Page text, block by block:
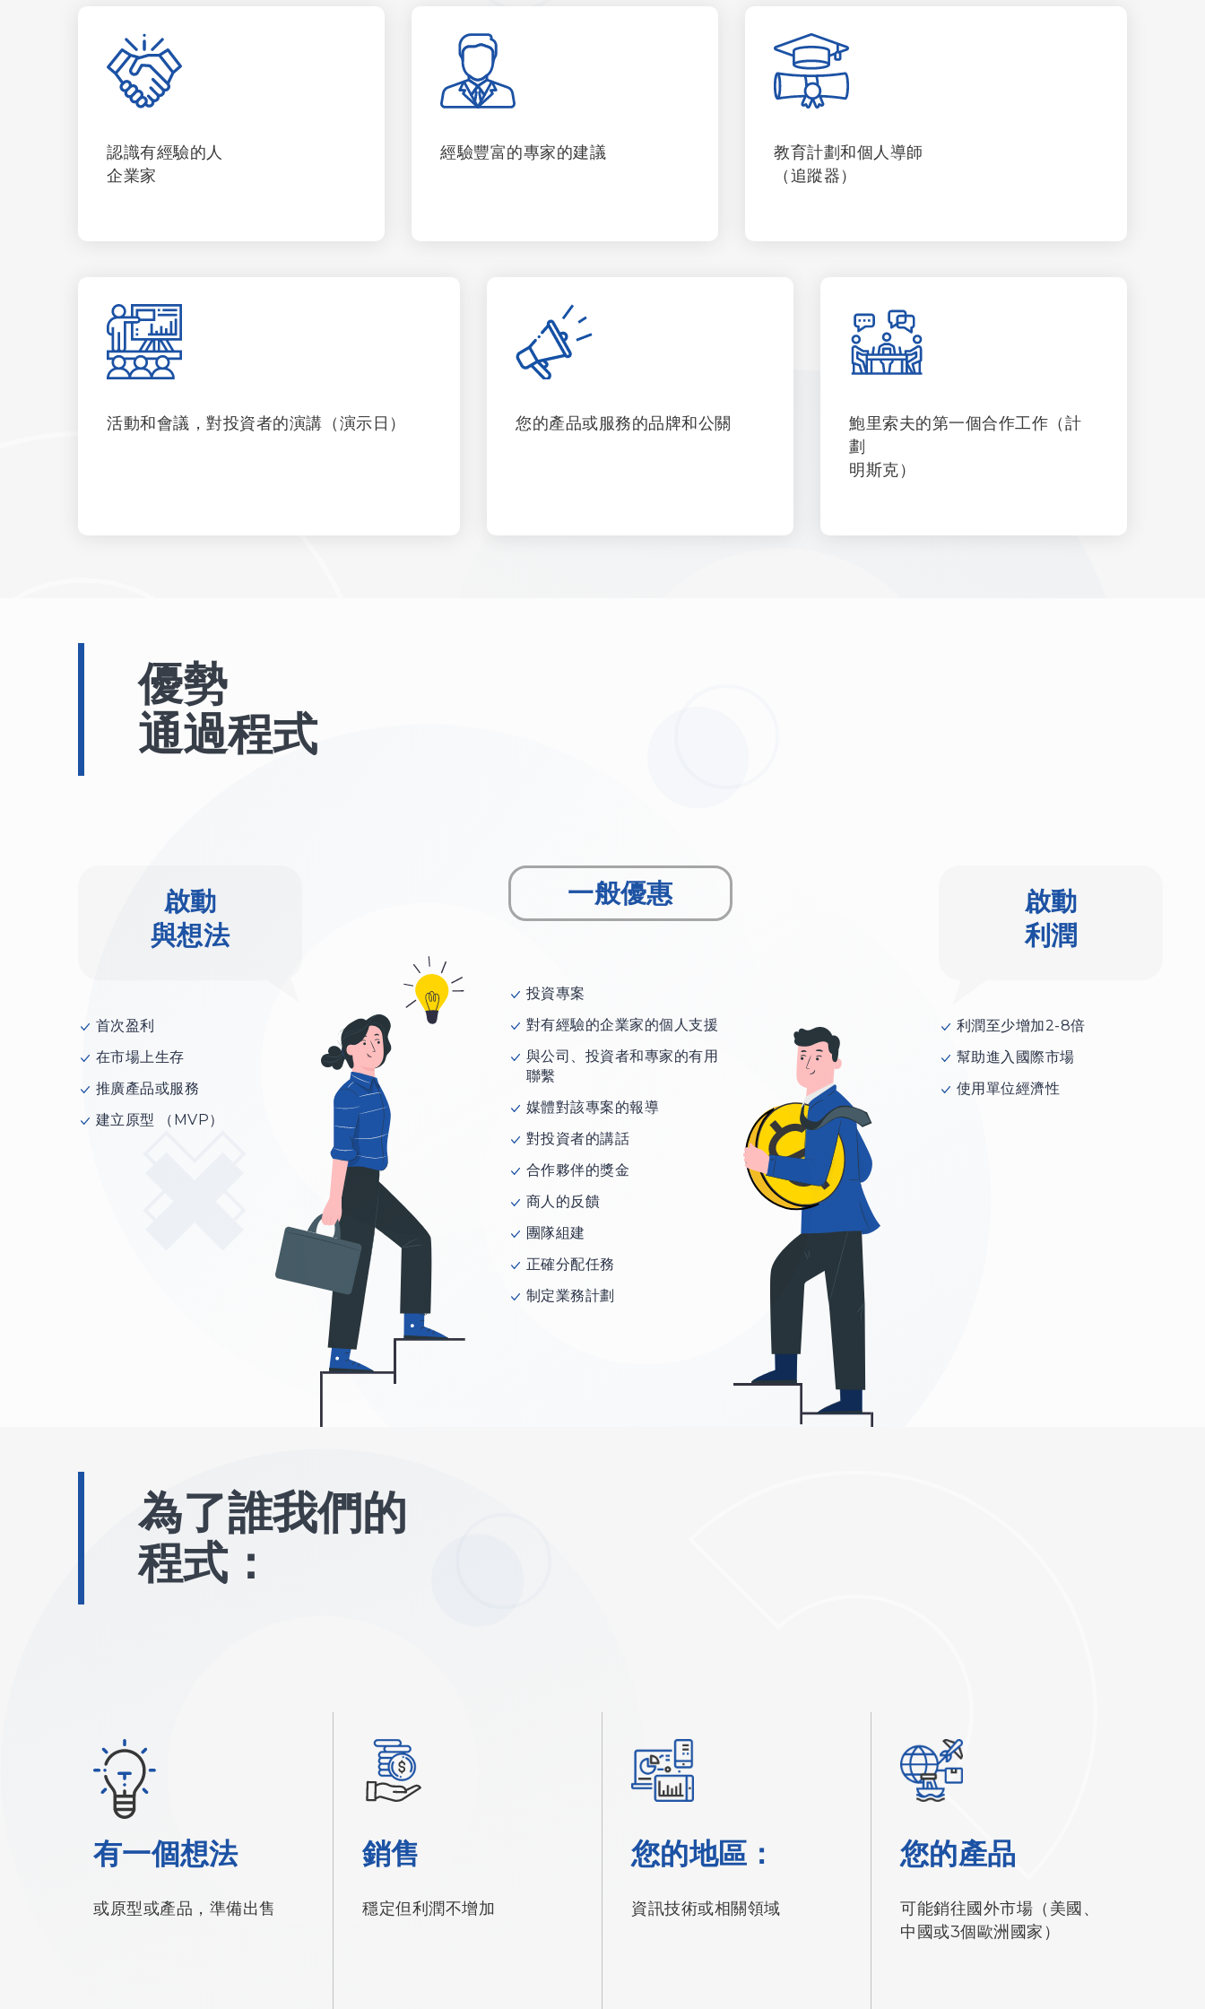
認識有經驗的人
企業家
經驗豐富的專家的建議
教育計劃和個人導師
（追蹤器）
活動和會議，對投資者的演講（演示日） 您的產品或服務的品牌和公關
鮑里索夫的第一個合作工作（計
劃
明斯克）
優勢
通過程式
啟動
與想法
首次盈利
在市場上生存
推廣產品或服務
建立原型 （MVP）
一般優惠
投資專案
對有經驗的企業家的個人支援
與公司、投資者和專家的有用
聯繫
媒體對該專案的報導
對投資者的講話
合作夥伴的獎金
商人的反饋
團隊組建
正確分配任務
制定業務計劃
啟動
利潤
利潤至少增加2-8倍
幫助進入國際市場
使用單位經濟性
為了誰我們的
程式：
有一個想法
或原型或產品，準備出售
銷售
穩定但利潤不增加
您的地區：
資訊技術或相關領域
您的產品
可能銷往國外市場（美國、
中國或3個歐洲國家）